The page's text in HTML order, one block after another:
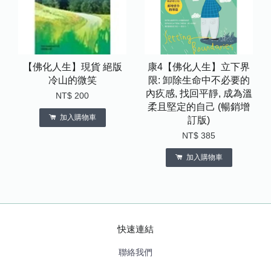
【佛化人生】現貨 絕版
冷山的微笑
NT$ 200
加入購物車
康4【佛化人生】立下界
限: 卸除生命中不必要的
內疚感, 找回平靜, 成為溫
柔且堅定的自己 (暢銷增
訂版)
NT$ 385
加入購物車
快速連結
聯絡我們